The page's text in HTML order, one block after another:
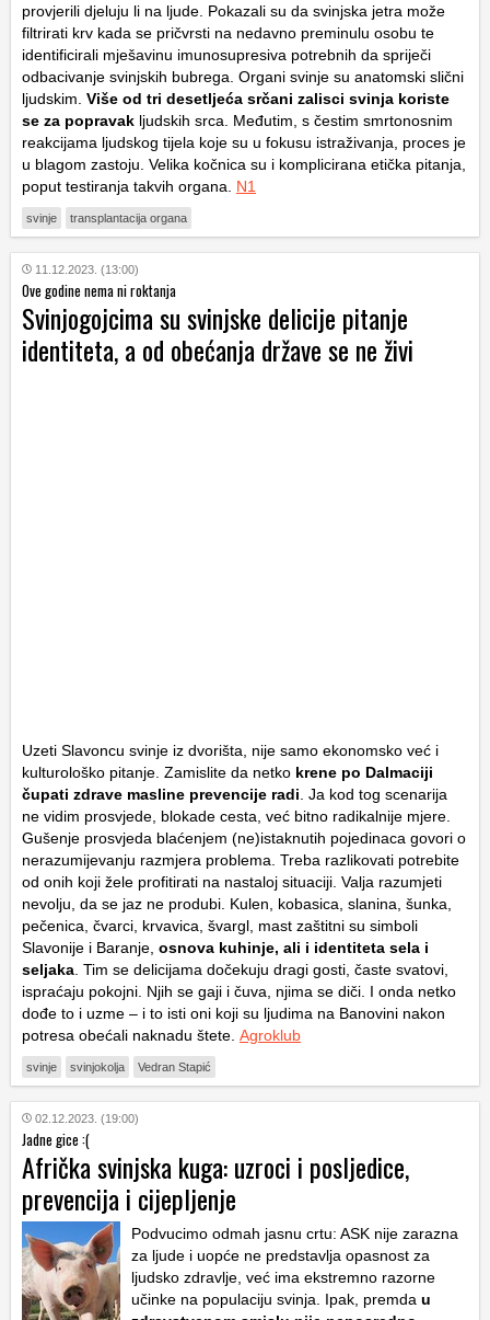
provjerili djeluju li na ljude. Pokazali su da svinjska jetra može
filtrirati krv kada se pričvrsti na nedavno preminulu osobu te
identificirali mješavinu imunosupresiva potrebnih da spriječi
odbacivanje svinjskih bubrega. Organi svinje su anatomski slični
ljudskim. Više od tri desetljeća srčani zalisci svinja koriste
se za popravak ljudskih srca. Međutim, s čestim smrtonosnim
reakcijama ljudskog tijela koje su u fokusu istraživanja, proces je
u blagom zastoju. Velika kočnica su i komplicirana etička pitanja,
poput testiranja takvih organa. N1
svinje transplantacija organa
11.12.2023. (13:00)
Ove godine nema ni roktanja
Svinjogojcima su svinjske delicije pitanje
identiteta, a od obećanja države se ne živi
Uzeti Slavoncu svinje iz dvorišta, nije samo ekonomsko već i
kulturološko pitanje. Zamislite da netko krene po Dalmaciji
čupati zdrave masline prevencije radi . Ja kod tog scenarija
ne vidim prosvjede, blokade cesta, već bitno radikalnije mjere.
Gušenje prosvjeda blaćenjem (ne)istaknutih pojedinaca govori o
nerazumijevanju razmjera problema. Treba razlikovati potrebite
od onih koji žele profitirati na nastaloj situaciji. Valja razumjeti
nevolju, da se jaz ne produbi. Kulen, kobasica, slanina, šunka,
pečenica, čvarci, krvavica, švargl, mast zaštitni su simboli
Slavonije i Baranje, osnova kuhinje, ali i identiteta sela i
seljaka . Tim se delicijama dočekuju dragi gosti, časte svatovi,
ispraćaju pokojni. Njih se gaji i čuva, njima se diči. I onda netko
dođe to i uzme – i to isti oni koji su ljudima na Banovini nakon
potresa obećali naknadu štete. Agroklub
svinje svinjokolja Vedran Stapić
02.12.2023. (19:00)
Jadne gice :(
Afrička svinjska kuga: uzroci i posljedice,
prevencija i cijepljenje
Podvucimo odmah jasnu crtu: ASK nije zarazna
za ljude i uopće ne predstavlja opasnost za
ljudsko zdravlje, već ima ekstremno razorne
učinke na populaciju svinja. Ipak, premda u